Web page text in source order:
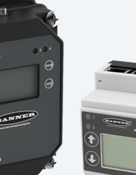
액세
컨버터
관련
세척
IO-Link